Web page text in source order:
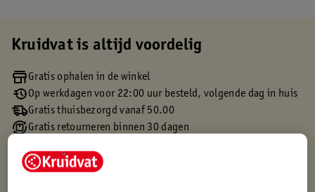
Kruidvat is altijd voordelig
Gratis ophalen in de winkel
Op werkdagen voor 22:00 uur besteld, volgende dag in huis
Gratis thuisbezorgd vanaf 50.00
Gratis retourneren binnen 30 dagen